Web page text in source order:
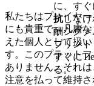
に、す
抗しな
酬シグ
プリン
すぐに
る。
私たちはプレイヤ
にも貴重で、凡庸
えた個人として扱
す。このプラット
ありません。それ
注意を払って維持